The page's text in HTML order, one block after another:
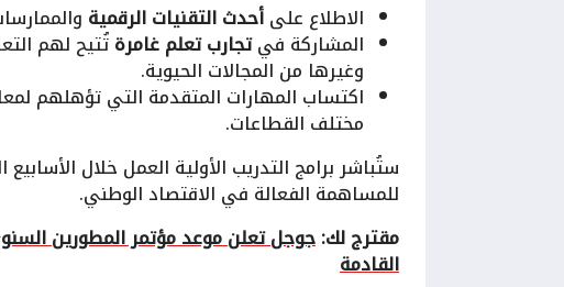
الاطلاع علىأحدث التقنيات الرقمية
المشاركة فيتجارب تعلم غامرةتُتيح لهم
وغيرها من المجالات الحيوية.
اكتساب المهارات المتقدمة التي تؤهلهم
مختلف القطاعات.
ستُباشر برامج التدريب الأولية العمل خلال
للمساهمة الفعالة في الاقتصاد الوطني.
مقترج لك:
القادمة